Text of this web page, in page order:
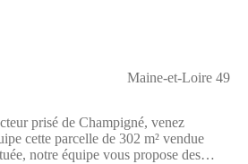
Maine-et-Loire 49
prisé de Champigné, venez
cette parcelle de 302 m² vendue
notre équipe vous propose des